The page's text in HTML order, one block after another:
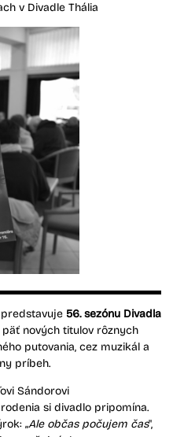
v Divadle Thália
56. sezónu Divadla
nových titulov rôznych
putovania, cez muzikál a
príbeh.
Sándorovi
si divadlo pripomína.
„Ale občas počujem čas",